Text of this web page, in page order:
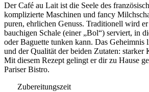
Der Café au Lait ist die Seele des
komplizierte Maschinen und fancy
puren, ehrlichen Genuss. Traditionell wird
bauchigen Schale (einer „Bol“) serviert, in
oder Baguette tunken kann. Das Geheimnis
und der Qualität der beiden Zutaten: starker
Mit diesem Rezept gelingt er dir zu Hause
Pariser Bistro.
Zubereitungszeit